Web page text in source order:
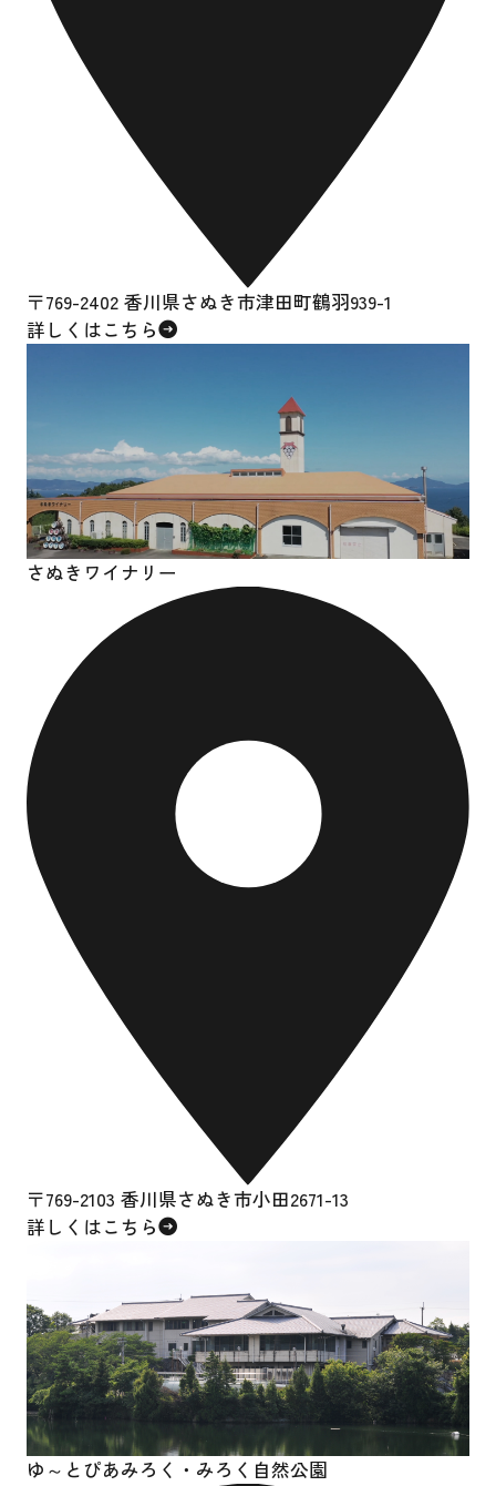
〒769-2402 香川県さぬき市津田町鶴羽939-1
詳しくはこちら
さぬきワイナリー
〒769-2103 香川県さぬき市小田2671-13
詳しくはこちら
ゆ～とぴあみろく・ みろく自然公園